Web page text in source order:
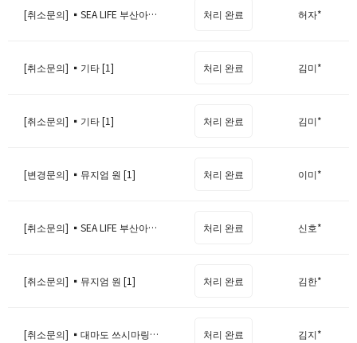
[취소문의] ▪️SEA LIFE 부산아쿠아리움 [1] 처리 완료 허자*
[취소문의] ▪️기타 [1] 처리 완료 김미*
[취소문의] ▪️기타 [1] 처리 완료 김미*
[변경문의] ▪️뮤지엄 원 [1] 처리 완료 이미*
[취소문의] ▪️SEA LIFE 부산아쿠아리움 [1] 처리 완료 신호*
[취소문의] ▪️뮤지엄 원 [1] 처리 완료 김한*
[취소문의] ▪️대마도 쓰시마링크호 [1] 처리 완료 김지*